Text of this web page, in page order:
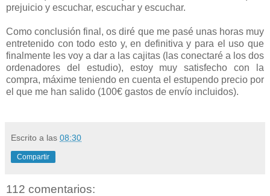
prejuicio y escuchar, escuchar y escuchar.
Como conclusión final, os diré que me pasé unas horas muy
entretenido con todo esto y, en definitiva y para el uso que
finalmente les voy a dar a las cajitas (las conectaré a los dos
ordenadores del estudio), estoy muy satisfecho con la
compra, máxime teniendo en cuenta el estupendo precio por
el que me han salido (100€ gastos de envío incluidos).
Escrito a las 08:30
Compartir
112 comentarios: